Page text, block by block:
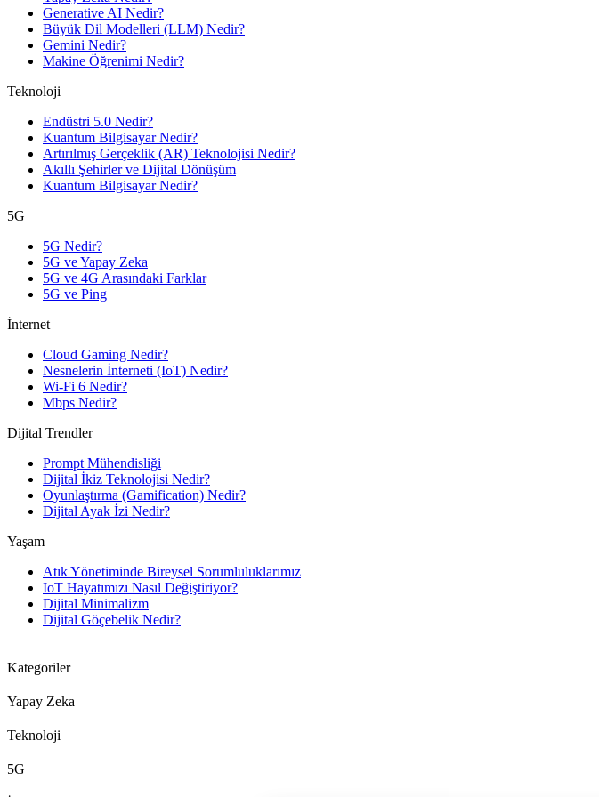
Generative AI Nedir?
Büyük Dil Modelleri (LLM) Nedir?
Gemini Nedir?
Makine Öğrenimi Nedir?
Teknoloji
Endüstri 5.0 Nedir?
Kuantum Bilgisayar Nedir?
Artırılmış Gerçeklik (AR) Teknolojisi Nedir?
Akıllı Şehirler ve Dijital Dönüşüm
Kuantum Bilgisayar Nedir?
5G
5G Nedir?
5G ve Yapay Zeka
5G ve 4G Arasındaki Farklar
5G ve Ping
İnternet
Cloud Gaming Nedir?
Nesnelerin İnterneti (IoT) Nedir?
Wi-Fi 6 Nedir?
Mbps Nedir?
Dijital Trendler
Prompt Mühendisliği
Dijital İkiz Teknolojisi Nedir?
Oyunlaştırma (Gamification) Nedir?
Dijital Ayak İzi Nedir?
Yaşam
Atık Yönetiminde Bireysel Sorumluluklarımız
IoT Hayatımızı Nasıl Değiştiriyor?
Dijital Minimalizm
Dijital Göçebelik Nedir?
Kategoriler
Yapay Zeka
Teknoloji
5G